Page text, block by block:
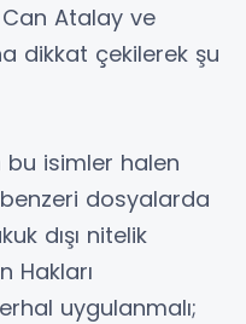
Atalay ve
dikkat çekilerek şu
bu isimler halen
dosyalarda
dışı nitelik
Hakları
uygulanmalı;